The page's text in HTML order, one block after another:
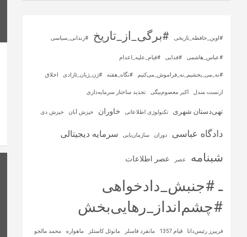
#اوین_حافظه_تاریخی #برگی_از_تاریخ #زندانی_سیاسی
#عباس_هاشمی #فدایی #قیام_علیه_اعدام
#نه_می_بخشیم_نه_فراموش_می‌کنیم #نگاه_هفته #ژن_ژیان_ئازادی اخلاق
ارنست مندل اکبر معصوم‌بیگی تجدید ساختار سرمایه‌داری
تهی‌دستان شهری تکنولوژی اطلاعاتی خاوران خیزش آبان خیزش دی
دادگاه عباسی دوران سازمان‌یابی سرمایه‌ دیجیتالی
شبنامه عصر عصر اطلاعات
ـ #جنبش_دادخواهی
#چشم‌انداز_رهایی‌بخش
فریبرز رئیس‌دانا قیام 1357 مانفرد فاسلر مانوئل کاستلز ماهواره‌ محمد مالجو